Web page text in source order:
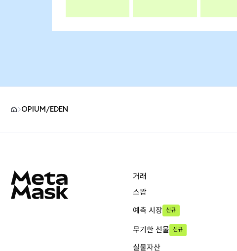
OPIUM/EDEN
거래
스왑
예측 시장 신규
무기한 선물 신규
실물자산